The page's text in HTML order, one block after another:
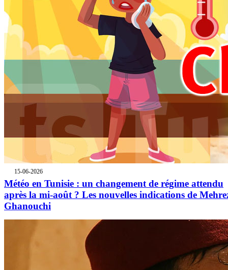
15-06-2026
Météo en Tunisie : un changement de régime attendu
après la mi-août ? Les nouvelles indications de
Ghanouchi